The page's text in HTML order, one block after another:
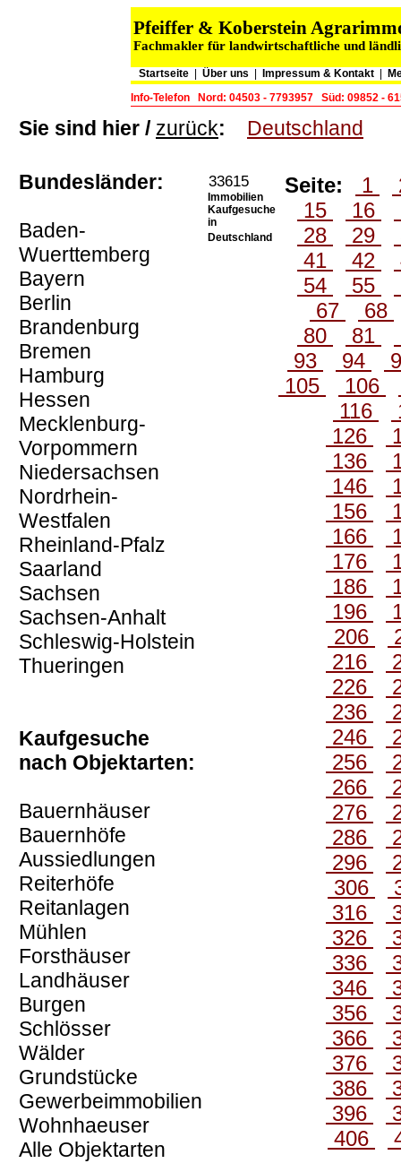
Pfeiffer & Koberstein
Fachmakler für landwirtschaftliche und
Startseite| Über uns Impressum & Kontakt|
Info-Telefon
Nord: 04503 - 7793957 Süd: 09852 -
Sie sind hier / zurück: Deutschland
Bundesländer:
Baden-
Wuerttemberg
Bayern
Berlin
Brandenburg
Bremen
Hamburg
Hessen
Mecklenburg-
Vorpommern
Niedersachsen
Nordrhein-
Westfalen
Rheinland-Pfalz
Saarland
Sachsen
Sachsen-Anhalt
Schleswig-Holstein
Thueringen
Kaufgesuche
nach Objektarten:
Bauernhäuser
Bauernhöfe
Aussiedlungen
Reiterhöfe
Reitanlagen
Mühlen
Forsthäuser
Landhäuser
Burgen
Schlösser
Wälder
Grundstücke
Gewerbeimmobilien
Wohnhaeuser
Alle Objektarten
33615
Immobilien
Kaufgesuche
in
Deutschland
Seite: 1
15
16
28
29
41
42
54
55
67
68
80
81
93
94
105
106
116
126
136
146
156
166
176
186
196
206
216
226
236
246
256
266
276
286
296
306
316
326
336
346
356
366
376
386
396
406